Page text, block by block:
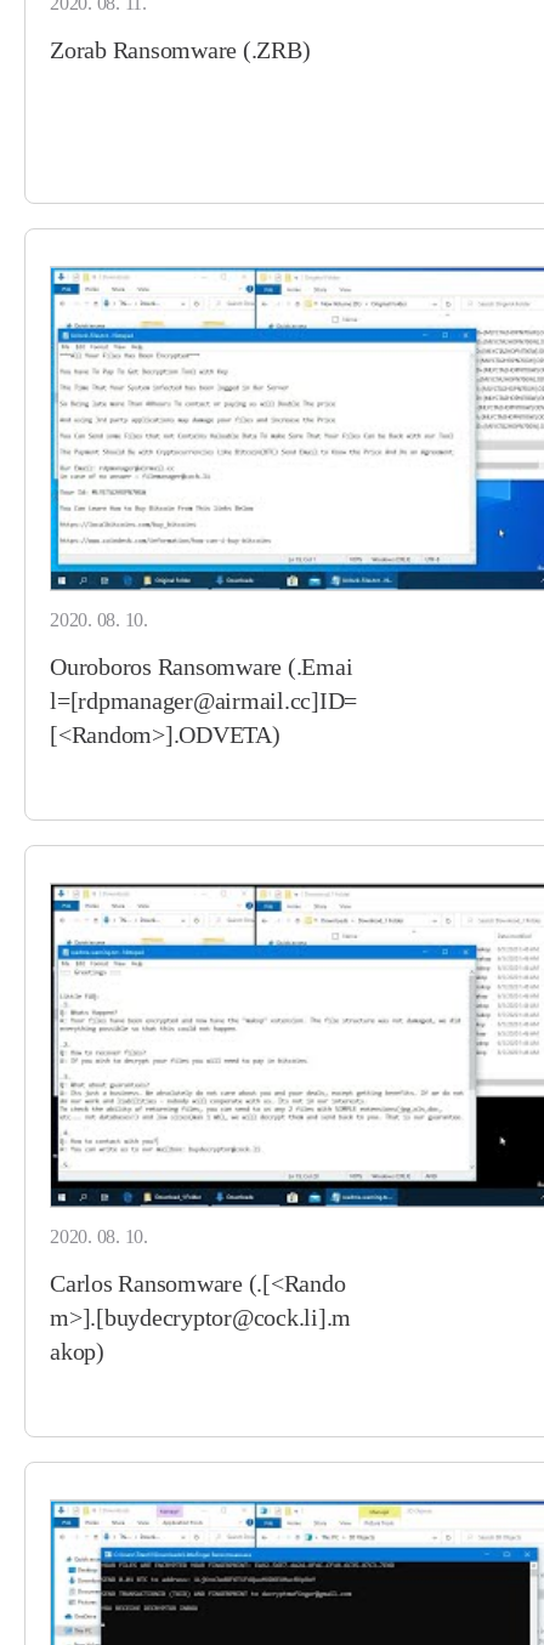
Zorab Ransomware (.ZRB)
2020. 08. 10.
Ouroboros Ransomware (.Emai
l=[rdpmanager@airmail.cc]ID=
[<Random>].ODVETA)
2020. 08. 10.
Carlos Ransomware (.[<Rando
m>].[buydecryptor@cock.li].m
akop)